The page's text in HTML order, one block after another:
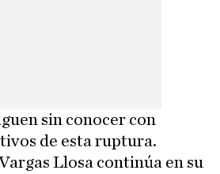
sin conocer con
de esta ruptura.
Llosa continúa en su